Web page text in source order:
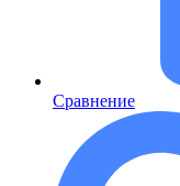
Сравнение